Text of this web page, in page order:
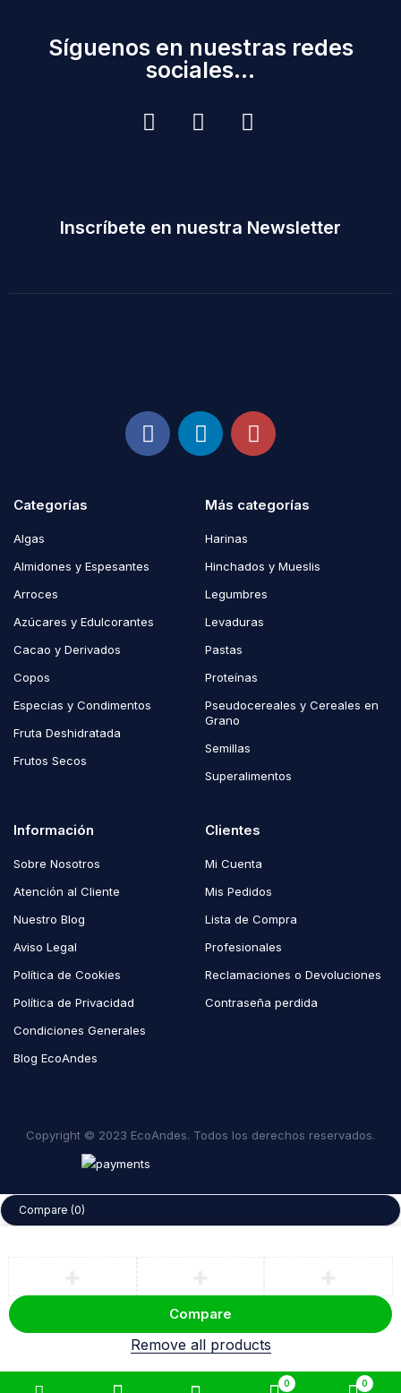
Síguenos en nuestras redes
sociales...
Inscríbete en nuestra Newsletter
Categorías
Algas
Almidones y Espesantes
Arroces
Azúcares y Edulcorantes
Cacao y Derivados
Copos
Especias y Condimentos
Fruta Deshidratada
Frutos Secos
Más categorías
Harinas
Hinchados y Mueslis
Legumbres
Levaduras
Pastas
Proteínas
Pseudocereales y Cereales en
Grano
Semillas
Superalimentos
Información
Sobre Nosotros
Atención al Cliente
Nuestro Blog
Aviso Legal
Política de Cookies
Política de Privacidad
Condiciones Generales
Blog EcoAndes
Clientes
Mi Cuenta
Mis Pedidos
Lista de Compra
Profesionales
Reclamaciones o Devoluciones
Contraseña perdida
Copyright © 2023 EcoAndes. Todos los derechos reservados.
0 0
Compare (0)
Compare
Remove all products